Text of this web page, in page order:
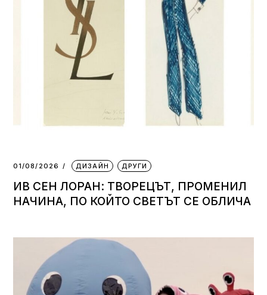
01/08/2026 ДИЗАЙН ДРУГИ
ИВ СЕН ЛОРАН: ТВОРЕЦЪТ, ПРОМЕНИЛ
НАЧИНА, ПО КОЙТО СВЕТЪТ СЕ ОБЛИЧА